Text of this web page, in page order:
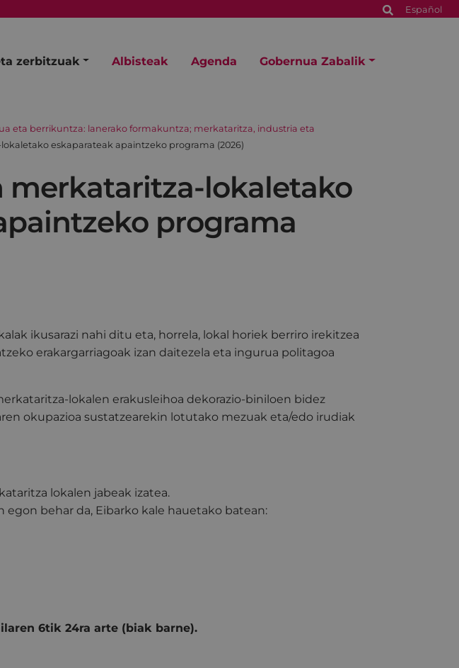
Español
zerbitzuak Albisteak Agenda Gobernua Zabalik
eta berrikuntza: lanerako formakuntza; merkataritza, industria eta
eskaparateak apaintzeko programa (2026)
merkataritza-lokaletako
programa
ikusarazi nahi ditu eta, horrela, lokal horiek berriro irekitzea
erakargarriagoak izan daitezela eta ingurua politagoa
lokalen erakusleihoa dekorazio-biniloen bidez
okupazioa sustatzearekin lotutako mezuak eta/edo irudiak
lokalen jabeak izatea.
egon behar da, Eibarko kale hauetako batean:
6tik 24ra arte (biak barne).